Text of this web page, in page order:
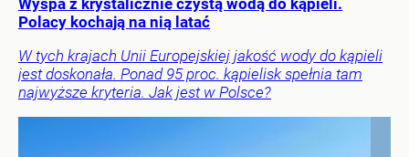
Wyspa z krystalicznie czystą wodą do kąpieli.
Polacy kochają na nią latać
W tych krajach Unii Europejskiej jakość wody do kąpieli
jest doskonała. Ponad 95 proc. kąpielisk spełnia tam
najwyższe kryteria. Jak jest w Polsce?